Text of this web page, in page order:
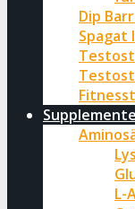
Dip
Spagat
Supplemente
L-